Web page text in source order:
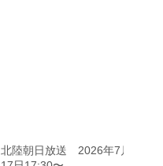
北陸朝日放送 2026年7月